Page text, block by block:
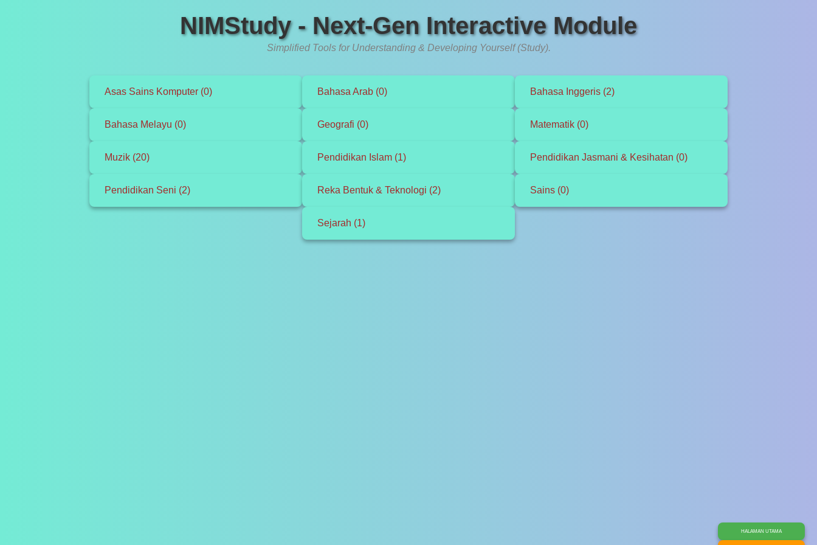
NIMStudy - Next-Gen Interactive Module
Simplified Tools for Understanding & Developing Yourself (Study).
Asas Sains Komputer (0) Bahasa Arab (0) Bahasa Inggeris (2)
Bahasa Melayu (0) Geografi (0) Matematik (0)
Muzik (20) Pendidikan Islam (1) Pendidikan Jasmani & Kesihatan (0)
Pendidikan Seni (2) Reka Bentuk & Teknologi (2) Sains (0)
Sejarah (1)
HALAMAN UTAMA